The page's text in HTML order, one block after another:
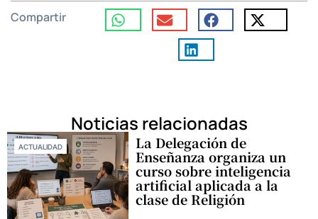
Compartir
Noticias relacionadas
ACTUALIDAD La Delegación de
Enseñanza organiza un
curso sobre inteligencia
artificial aplicada a la
clase de Religión